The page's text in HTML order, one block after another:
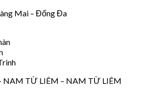
Mai – Đống Đa
NAM TỪ LIÊM – NAM TỪ LIÊM